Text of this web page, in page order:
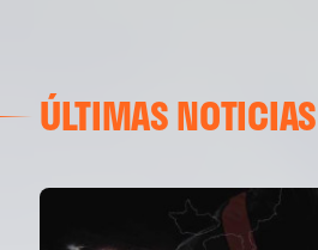
ÚLTIMAS NOTICIAS